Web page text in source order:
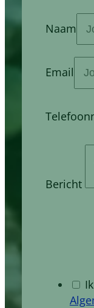
Naam
Email
Bericht